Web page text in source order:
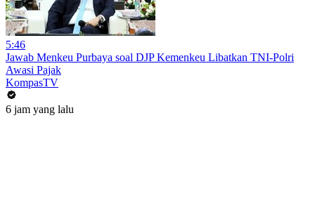
5:46
Jawab Menkeu Purbaya soal DJP Kemenkeu Libatkan TNI-Polri
Awasi Pajak
KompasTV
6 jam yang lalu